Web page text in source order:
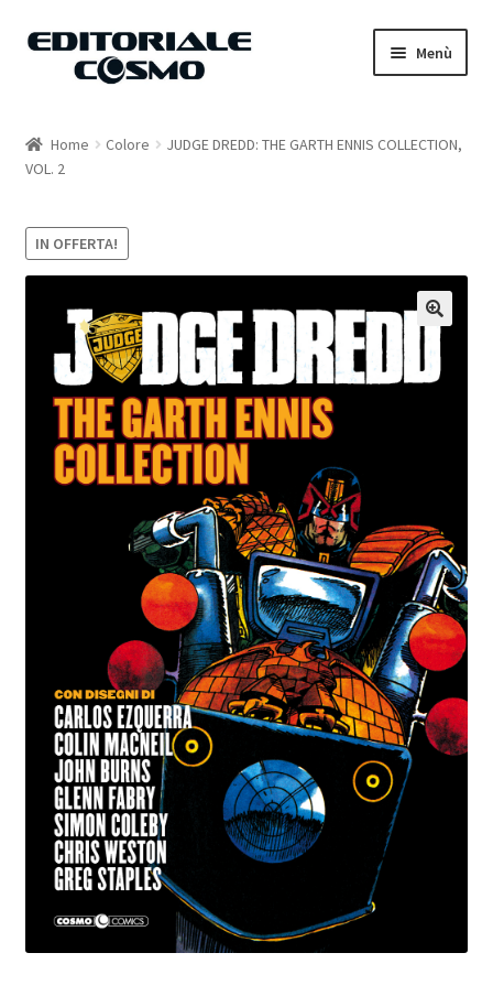
Vai
Vai
Menù
Catalogo
Carrello
Home Colore
JUDGE DREDD: THE GARTH ENNIS COLLECTION,
VOL. 2
IN OFFERTA!